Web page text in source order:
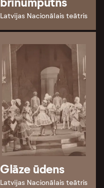
Latvijas Nacionālais teātris
Glāze ūdens
Latvijas Nacionālais teātris